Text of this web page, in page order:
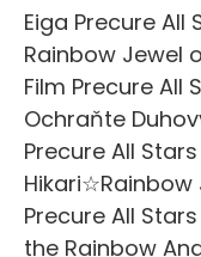
Eiga Precure All
Rainbow Jewel
Film Precure All
Ochraňte
Precure All
Precure All
the Rainbow